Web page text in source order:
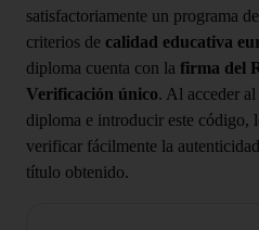
satisfactoriamente un programa
criterios de calidad educativa
diploma cuenta con la firma del
Verificación único. Al acceder
diploma e introducir este código,
verificar fácilmente la
título obtenido.